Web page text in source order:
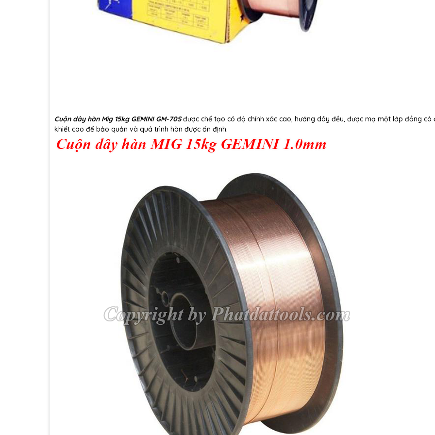
Cuộn dây hàn Mig 15kg GEMINI GM-70Sđược chế tạo có độ chính xác cao, hướng dây đều, được mạ một lớp đồng có
khiết cao để bảo quản và quá trình hàn được ổn định.